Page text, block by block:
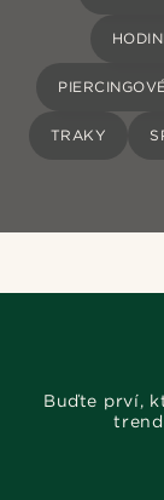
TRAKY
Buďte prví,